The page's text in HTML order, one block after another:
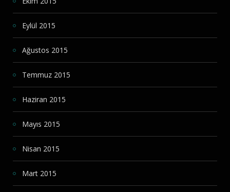
Eylül 2015
Ağustos 2015
Temmuz 2015
Haziran 2015
Mayıs 2015
Nisan 2015
Mart 2015